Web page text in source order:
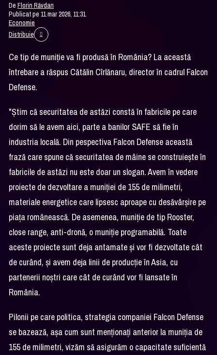
DeFlorin Răvdan
Publicat pe 11 mar 2026, 11:31
Economie
Distribuie
Ce tip de muniţie va fi produsă în România? La această
întrebare a răspus Cătălin Cîrlănaru, director în cadrul Falcon
Defense.
"Știm că securitatea de astăzi constă în fabricile pe care
dorim să le avem aici, parte a banilor SAFE să fie în
industria locală. Din pespectiva Falcon Defense această
frază care spune că securitatea de mâine se construiește în
fabricile de astăzi nu este doar un slogan. Avem în vedere
proiecte de dezvoltare a muniției de 155 de milimetri,
materiale energetice care lipsesc aproape cu desăvârșire pe
piața românească. De asemenea, muniție de tip Rooster,
close range, anti-dronă, o muniție programabilă. Toate
aceste proiecte sunt deja antamate și vor fi dezvoltate cât
de curând, și avem deja linii de producție în Asia, cu
partenerii noștri care cât de curând vor fi lansate în
România.
Pilonii pe care politica, strategia companiei Falcon Defense
se bazează, așa cum sunt menționați anterior la muniția de
155 de milimetri, vizăm să asigurăm o capacitate suficientă